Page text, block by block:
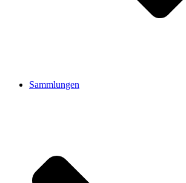
Sammlungen